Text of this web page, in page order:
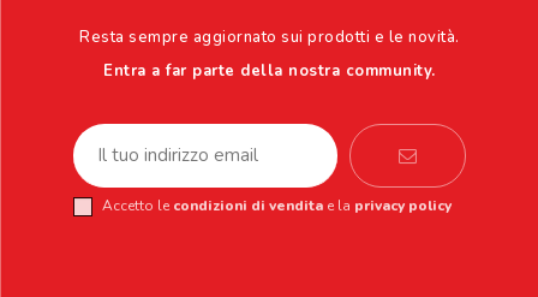
Resta sempre aggiornato sui prodotti e le novità.
Entra a far parte della nostra community.
Accetto le condizioni di venditae la privacy policy